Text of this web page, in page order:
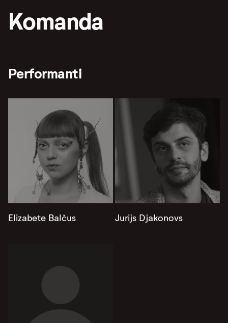
Komanda
Performanti
Elizabete Balčus Jurijs Djakonovs